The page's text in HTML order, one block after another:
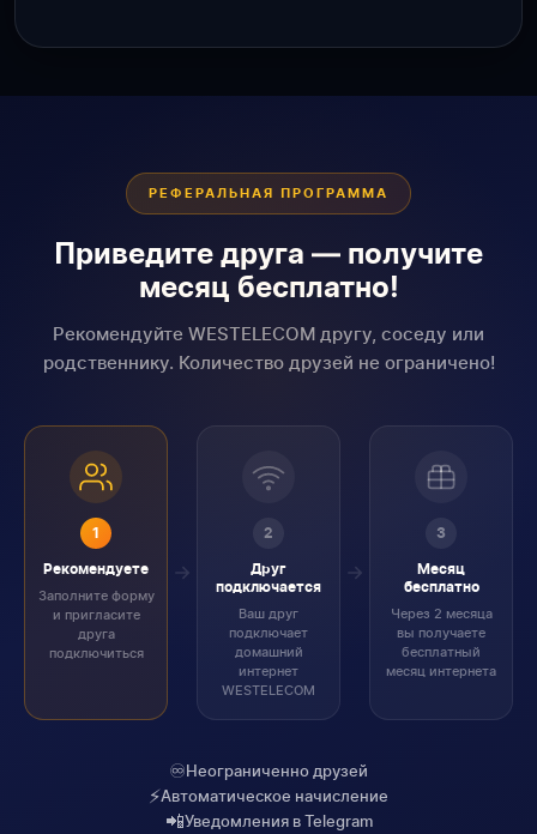
РЕФЕРАЛЬНАЯ ПРОГРАММА
Приведите друга — получите
месяц бесплатно!
Рекомендуйте WESTELECOM другу, соседу или
родственнику. Количество друзей не ограничено!
1
Рекомендуете
Заполните форму
и пригласите
друга
подключиться
2
Друг
подключается
Ваш друг
подключает
домашний
интернет
WESTELECOM
3
Месяц
бесплатно
Через 2 месяца
вы получаете
бесплатный
месяц интернета
♾️Неограниченно друзей
⚡Автоматическое начисление
📲Уведомления в Telegram